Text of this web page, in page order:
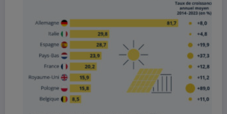
poids panneau photovoltaique
mai 26, 2025 Chloe Beaufort